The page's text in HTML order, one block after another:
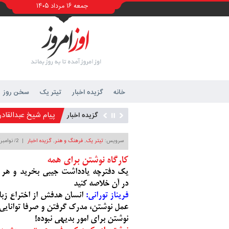
جمعه ۱۶ مرداد ۱۴۰۵
خانه گزیده اخبار تیتر یک سخن روز
گزیده اخبار
پیام تسلیت
پیام شیخ
شورای شهر و
کاروان سلامت
خدمات رسانی
پیام تسلیت
پیام تسلیت شیخ
نفس تازه به جان مجموعه ۱۰ برکه اوز/ لایروبی مجموعه با
سرویس: تیتر یک, فرهنگ و هنر, گزیده اخبار | 2/ نوامبر/ 2024 - 7:54
کارگاه نوشتن برای همه
یک دفترچه یادداشت جیبی بخرید و هر
در آن خلاصه کنید
فریناز تورانی: انسان هدفش از اختراع
عمل نوشتن، مدرک گرفتن و صرفا
نوشتن برای امور بدیهی نبوده!
آخرین اخبار
پربازدیدترین